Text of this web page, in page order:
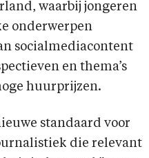
waarbij jongeren
onderwerpen
socialmediacontent
en thema’s
huurprijzen.
standaard voor
die relevant